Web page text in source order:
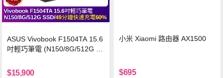
ASUS Vivobook F1504TA 15.6
吋輕巧筆電 (N150/8G/512G S
$15,900
小米 Xiaomi 路由器 AX1500
$695